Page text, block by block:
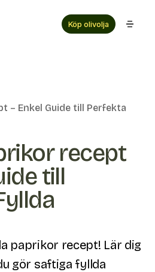
Köp olivolja
– Enkel Guide till Perfekta
recept
till
paprikor recept! Lär dig
gör saftiga fyllda